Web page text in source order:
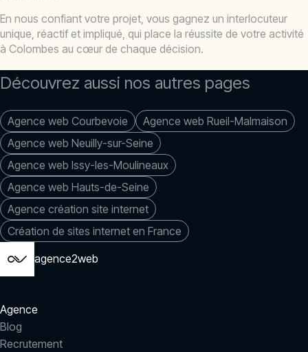
En nous confiant votre projet, vous gagnez un interlocuteur
unique, réactif et impliqué, qui place la réussite de votre activité
à Colombes au cœur de chaque décision.
Découvrez aussi nos autres pages
Agence web Courbevoie
Agence web Rueil-Malmaison
Agence web Neuilly-sur-Seine
Agence web Issy-les-Moulineaux
Agence web Hauts-de-Seine
Agence création site internet
Création de sites internet en France
agence2web
Agence
Blog
Recrutement